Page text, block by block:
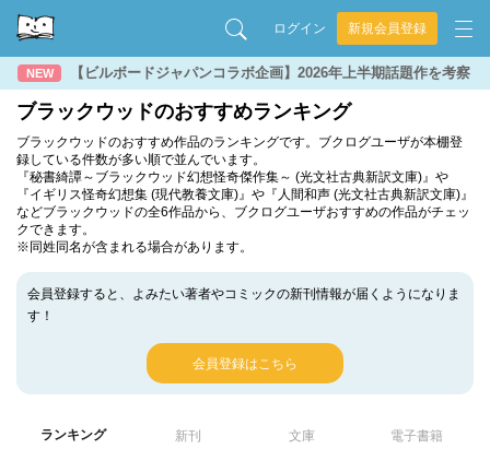
ログイン 新規会員登録
NEW 【ビルボードジャパンコラボ企画】2026年上半期話題作を考察
ブラックウッドのおすすめランキング
ブラックウッドのおすすめ作品のランキングです。ブクログユーザが本棚登
録している件数が多い順で並んでいます。
『秘書綺譚～ブラックウッド幻想怪奇傑作集～ (光文社古典新訳文庫)』や
『イギリス怪奇幻想集 (現代教養文庫)』や『人間和声 (光文社古典新訳文庫)』
などブラックウッドの全6作品から、ブクログユーザおすすめの作品がチェッ
クできます。
※同姓同名が含まれる場合があります。
会員登録すると、よみたい著者やコミックの新刊情報が届くようになりま
す！
会員登録はこちら
ランキング 新刊 文庫 電子書籍